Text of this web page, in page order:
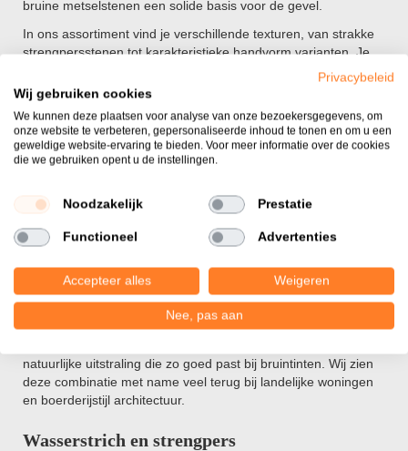
bruine metselstenen een solide basis voor de gevel.
In ons assortiment vind je verschillende texturen, van strakke
strengpersstenen tot karakteristieke handvorm varianten. Je
onze showtuin in Bergharen
om de nuances in het echt te ervaren.
Verschillende soorten bruine
bakstenen
productiemethoden die elk een eigen uiterlijk aan de steen
hoe de kleur bruin overkomt op de gevel.
Handvorm en vormbak
heeft een onregelmatige structuur en
bezand oppervlak, wat zorgt voor een levendig gevelbeeld. De
natuurlijke uitstraling die zo goed past bij bruintinten. Wij zien
deze combinatie met name veel terug bij landelijke woningen
en boerderijstijl architectuur.
Wasserstrich en strengpers
Privacybeleid
Wij gebruiken cookies
We kunnen deze plaatsen voor analyse van onze bezoekersgegevens, om
onze website te verbeteren, gepersonaliseerde inhoud te tonen en om u een
geweldige website-ervaring te bieden. Voor meer informatie over de cookies
die we gebruiken opent u de instellingen.
Noodzakelijk Prestatie
Functioneel Advertenties
Accepteer alles Weigeren
Nee, pas aan